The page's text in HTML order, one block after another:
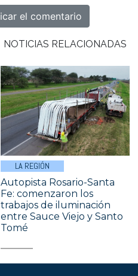
NOTICIAS RELACIONADAS
LA REGIÓN
Autopista Rosario-Santa
Fe: comenzaron los
trabajos de iluminación
entre Sauce Viejo y Santo
Tomé